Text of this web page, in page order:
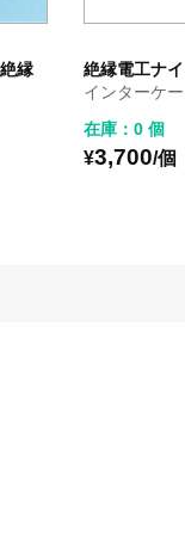
縁
絶縁電工ナ
インターケ
在庫：0 個
¥3,700/個